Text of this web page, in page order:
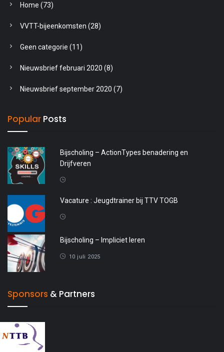
Home (73)
VVTT-bijeenkomsten (28)
Geen categorie (11)
Nieuwsbrief februari 2020 (8)
Nieuwsbrief september 2020 (7)
Popular Posts
Bijscholing – ActionTypes benadering en
Drijfveren
Vacature : Jeugdtrainer bij TTV TOGB
Bijscholing – Impliciet leren
10 juli 2025
Sponsors & Partners